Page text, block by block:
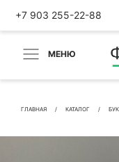
+7 903 255-22-88
МЕНЮ
ГЛАВНАЯ КАТАЛОГ